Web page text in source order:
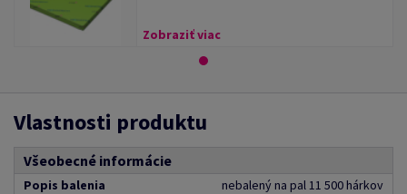
Zobraziť viac
Vlastnosti produktu
Všeobecné informácie
Popis balenia
nebalený na pal 11 500 hárkov